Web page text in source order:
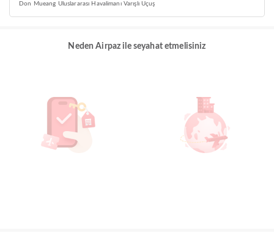
Don Mueang Uluslararası Havalimanı Varışlı Uçuş
Neden Airpaz ile seyahat etmelisiniz